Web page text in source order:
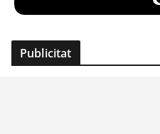
Publicitat